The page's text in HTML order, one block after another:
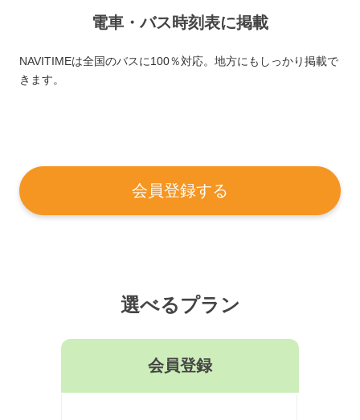
電車・バス時刻表に掲載
NAVITIMEは全国のバスに100％対応。地方にもしっかり掲載で
きます。
会員登録する
選べるプラン
会員登録